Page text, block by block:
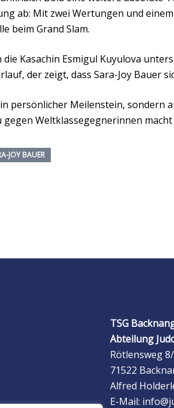
ab: Mit zwei Wertungen und
beim Grand Slam.
Kasachin Esmigul Kuyulova
der zeigt, dass Sara-Joy Bauer
persönlicher Meilenstein, sondern
Weltklassegegnerinnen
JOY BAUER
TSG
Abteilung
Rötlensweg
71522
Alfred
E-Mail: